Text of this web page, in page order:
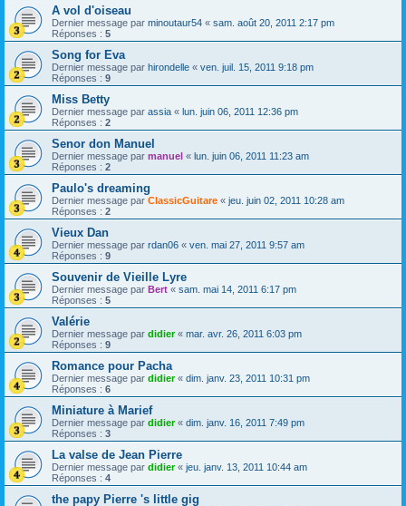
A vol d'oiseau
Dernier message par minoutaur54 « sam. août 20, 2011 2:17 pm
Réponses : 5
Song for Eva
Dernier message par hirondelle « ven. juil. 15, 2011 9:18 pm
Réponses : 9
Miss Betty
Dernier message par assia « lun. juin 06, 2011 12:36 pm
Réponses : 2
Senor don Manuel
Dernier message par manuel « lun. juin 06, 2011 11:23 am
Réponses : 2
Paulo's dreaming
Dernier message par ClassicGuitare « jeu. juin 02, 2011 10:28 am
Réponses : 2
Vieux Dan
Dernier message par rdan06 « ven. mai 27, 2011 9:57 am
Réponses : 9
Souvenir de Vieille Lyre
Dernier message par Bert « sam. mai 14, 2011 6:17 pm
Réponses : 5
Valérie
Dernier message par didier« mar. avr. 26, 2011 6:03 pm
Réponses : 9
Romance pour Pacha
Dernier message par didier« dim. janv. 23, 2011 10:31 pm
Réponses : 6
Miniature à Marief
Dernier message par didier« dim. janv. 16, 2011 7:49 pm
Réponses : 3
La valse de Jean Pierre
Dernier message par didier« jeu. janv. 13, 2011 10:44 am
Réponses : 4
the papy Pierre 's little gig